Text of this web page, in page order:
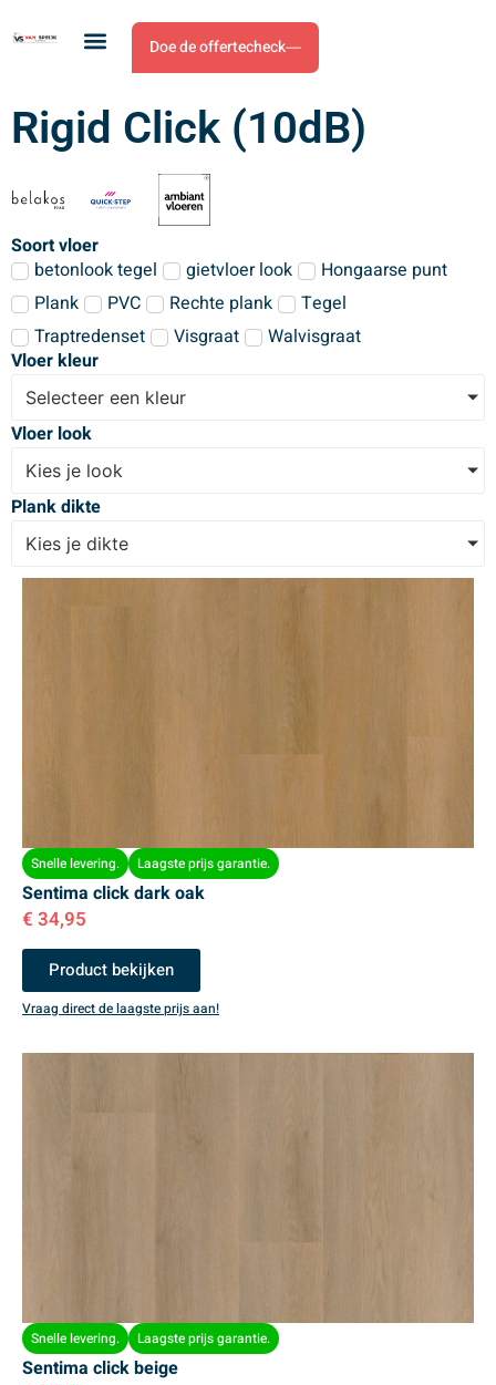
Doe de offertecheck
Rigid Click (10dB)
Soort vloer
betonlook tegel
gietvloer look
Hongaarse punt
Plank
PVC Rechte plank
Tegel
Traptredenset
Visgraat
Walvisgraat
Vloer kleur
Selecteer een kleur
Vloer look
Kies je look
Plank dikte
Kies je dikte
Snelle levering. Laagste prijs garantie.
Sentima click dark oak
€ 34,95
Product bekijken
Vraag direct de laagste prijs aan!
Snelle levering. Laagste prijs garantie.
Sentima click beige